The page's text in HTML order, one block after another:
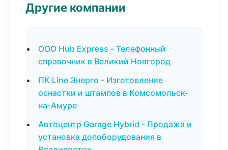
Другие компании
ООО Hub Express - Телефонный
справочник в Великий Новгород
ПК Line Энерго - Изготовление
оснастки и штампов в Комсомольск-
на-Амуре
Автоцентр Garage Hybrid - Продажа и
установка допоборудования в